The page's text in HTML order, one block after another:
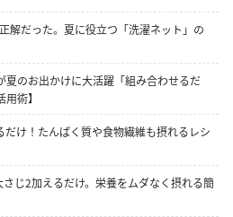
解だった。夏に役立つ「洗濯ネット」の
夏のお出かけに大活躍「組み合わせるだ
術】
け！たんぱく質や食物繊維も摂れるレシ
じ2加えるだけ。栄養をムダなく摂れる簡